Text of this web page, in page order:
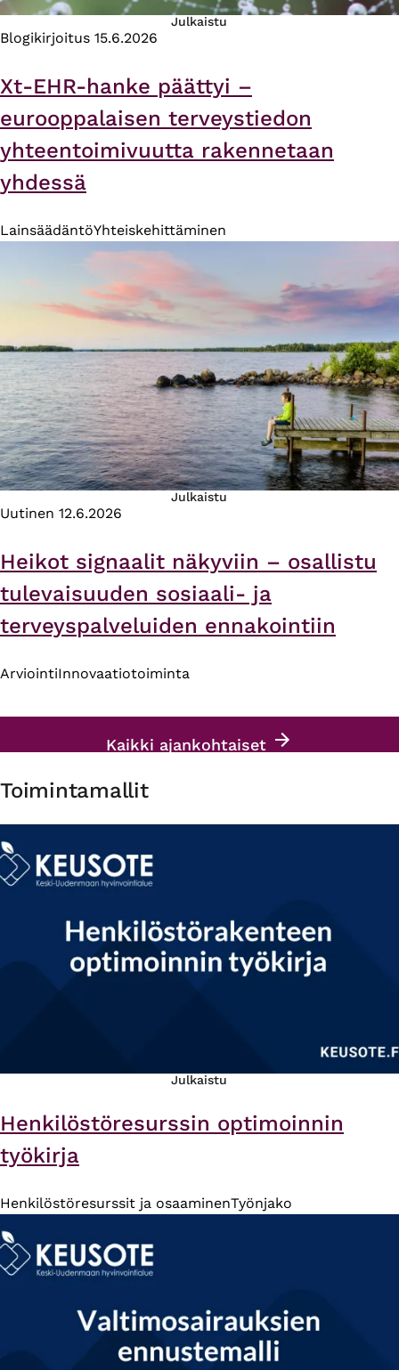
Julkaistu
Blogikirjoitus 15.6.2026
Xt-EHR-hanke päättyi –
eurooppalaisen terveystiedon
yhteentoimivuutta rakennetaan
yhdessä
LainsäädäntöYhteiskehittäminen
Julkaistu
Uutinen 12.6.2026
Heikot signaalit näkyviin – osallistu
tulevaisuuden sosiaali- ja
terveyspalveluiden ennakointiin
ArviointiInnovaatiotoiminta
Kaikki ajankohtaiset
Toimintamallit
Julkaistu
Henkilöstöresurssin optimoinnin
työkirja
Henkilöstöresurssit ja osaaminenTyönjako